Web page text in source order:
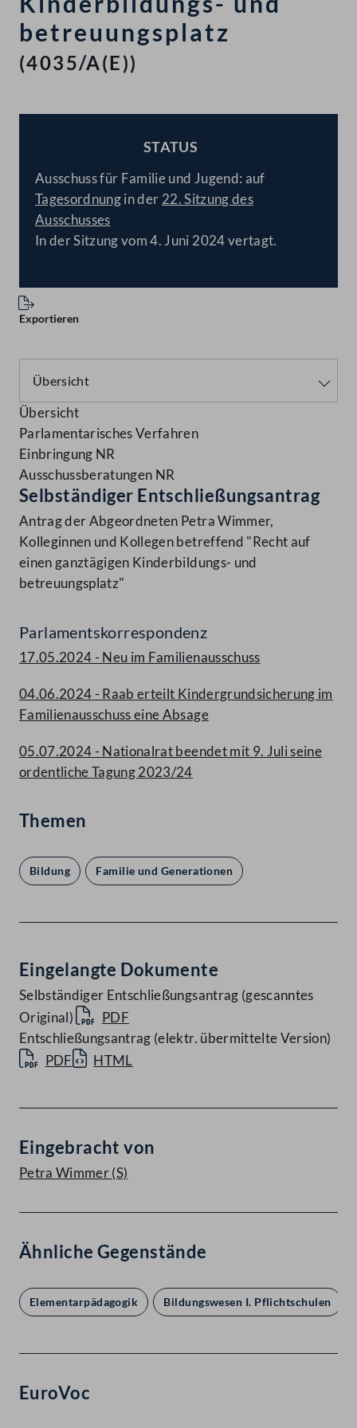
betreuungsplatz
(4035/A(E))
STATUS
Ausschuss für Familie und Jugend: auf
Tagesordnungin der 22. Sitzung des
Ausschusses
In der Sitzung vom 4. Juni 2024 vertagt.
Exportieren
Übersicht
Parlamentarisches Verfahren
Einbringung NR
Ausschussberatungen NR
Selbständiger Entschließungsantrag
Antrag der Abgeordneten Petra Wimmer,
Kolleginnen und Kollegen betreffend "Recht auf
einen ganztägigen Kinderbildungs- und
betreuungsplatz"
Parlamentskorrespondenz
17.05.2024 - Neu im Familienausschuss
04.06.2024 - Raab erteilt Kindergrundsicherung im
Familienausschuss eine Absage
05.07.2024 - Nationalrat beendet mit 9. Juli seine
ordentliche Tagung 2023/24
Themen
Bildung Familie und Generationen
Eingelangte Dokumente
Selbständiger Entschließungsantrag (gescanntes
Original)
PDF
Entschließungsantrag (elektr. übermittelte Version)
PDF
HTML
Eingebracht von
Petra Wimmer(S)
Ähnliche Gegenstände
Elementarpädagogik Bildungswesen I. Pflichtschulen
EuroVoc